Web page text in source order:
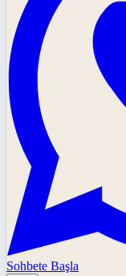
Sohbete Başla